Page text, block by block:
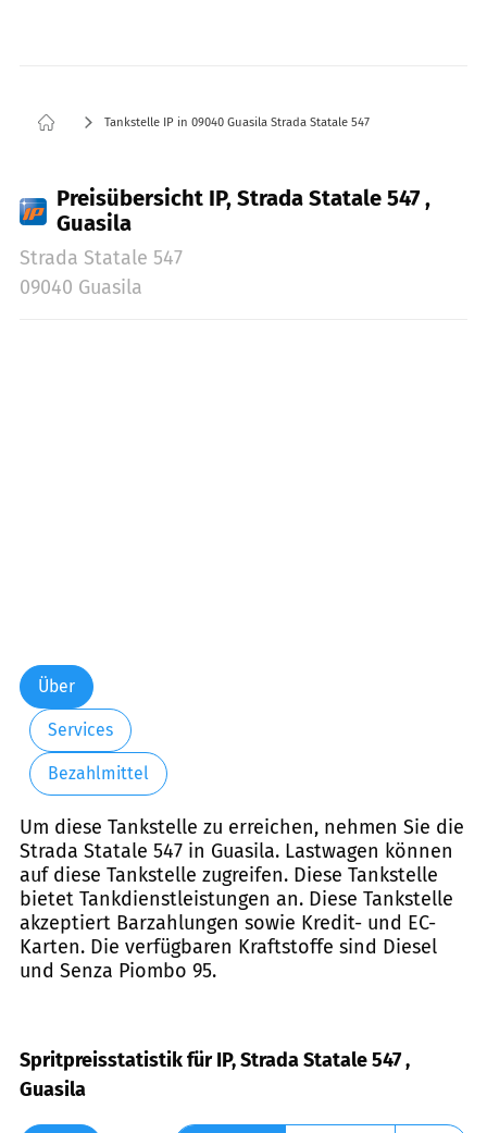
Tankstelle IP in 09040 Guasila Strada Statale 547
Preisübersicht IP, Strada Statale 547 ,
Guasila
Strada Statale 547
09040 Guasila
Über
Services
Bezahlmittel
Um diese Tankstelle zu erreichen, nehmen Sie die
Strada Statale 547 in Guasila. Lastwagen können
auf diese Tankstelle zugreifen. Diese Tankstelle
bietet Tankdienstleistungen an. Diese Tankstelle
akzeptiert Barzahlungen sowie Kredit- und EC-
Karten. Die verfügbaren Kraftstoffe sind Diesel
und Senza Piombo 95.
Spritpreisstatistik für IP, Strada Statale 547 ,
Guasila